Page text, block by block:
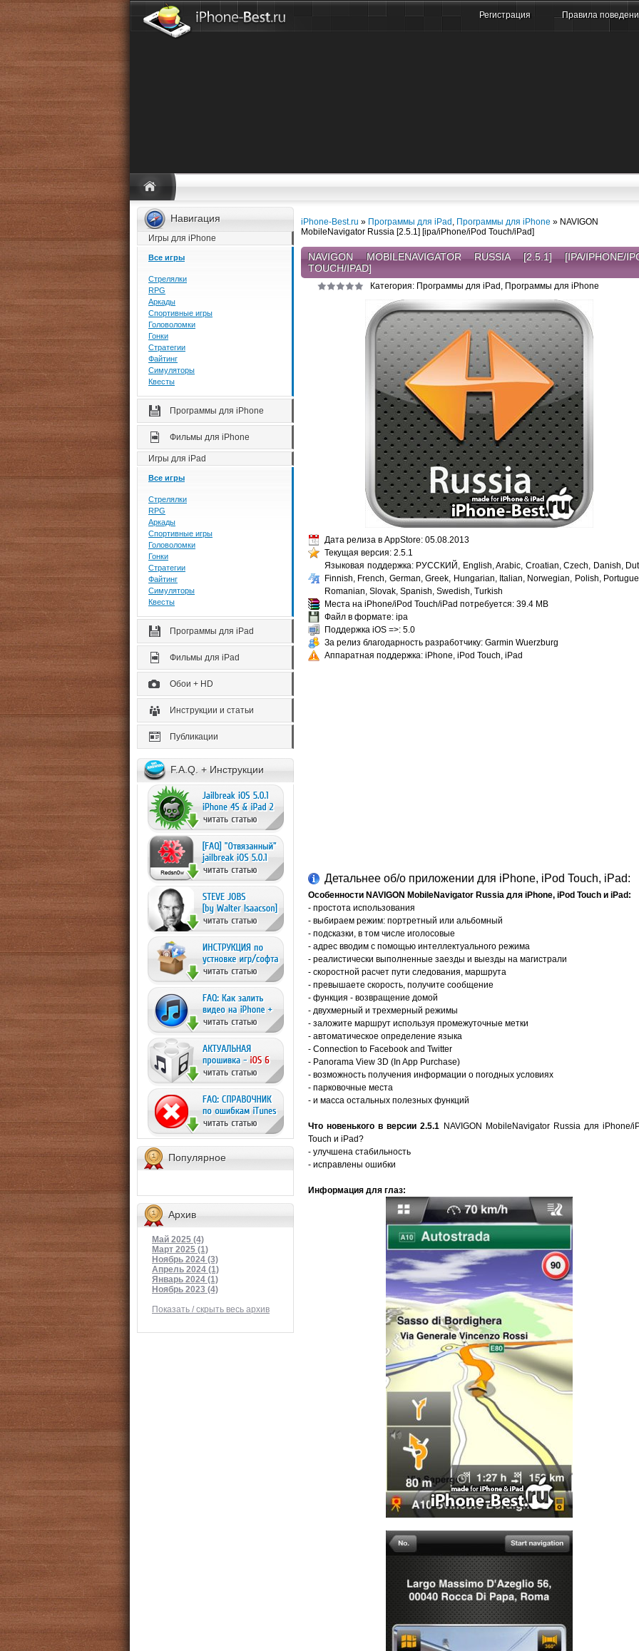
Регистрация Правила
Навигация
Игры для iPhone
Все игры
Стрелялки
RPG
Аркады
Спортивные игры
Головоломки
Гонки
Стратегии
Файтинг
Симуляторы
Квесты
Программы для iPhone
Фильмы для iPhone
Игры для iPad
Все игры
Стрелялки
RPG
Аркады
Спортивные игры
Головоломки
Гонки
Стратегии
Файтинг
Симуляторы
Квесты
Программы для iPad
Фильмы для iPad
Обои + HD
Инструкции и статьи
Публикации
F.A.Q. + Инструкции
Популярное
Архив
Май 2025 (4)
Март 2025 (1)
Ноябрь 2024 (3)
Апрель 2024 (1)
Январь 2024 (1)
Ноябрь 2023 (4)
Показать / скрыть весь архив
iPhone-Best.ru » Программы для iPad , Программы для iPhone » NAVIGON
MobileNavigator Russia [2.5.1] [ipa/iPhone/iPod Touch/iPad]
NAVIGON MOBILENAVIGATOR RUSSIA [2.5.1] [IPA/IPHONE/
TOUCH/IPAD]
Категория: Программы для iPad, Программы для iPhone
Дата релиза в AppStore: 05.08.2013
Текущая версия: 2.5.1
Языковая поддержка: РУССКИЙ, English, Arabic, Croatian, Czech, Danish,
Finnish, French, German, Greek, Hungarian, Italian, Norwegian, Polish,
Romanian, Slovak, Spanish, Swedish, Turkish
Места на iPhone/iPod Touch/iPad потребуется: 39.4 MB
Файл в формате: ipa
Поддержка iOS =>: 5.0
За релиз благодарность разработчику: Garmin Wuerzburg
Аппаратная поддержка: iPhone, iPod Touch, iPad
Детальнее об/о приложении для iPhone, iPod Touch, iPad:
Особенности NAVIGON MobileNavigator Russia для iPhone, iPod Touch и iPad:
- простота использования
- выбираем режим: портретный или альбомный
- подсказки, в том числе иголосовые
- адрес вводим с помощью интеллектуального режима
- реалистически выполненные заезды и выезды на магистрали
- скоростной расчет пути следования, маршрута
- превышаете скорость, получите сообщение
- функция - возвращение домой
- двухмерный и трехмерный режимы
- заложите маршрут используя промежуточные метки
- автоматическое определение языка
- Connection to Facebook and Twitter
- Panorama View 3D (In App Purchase)
- возможность получения информации о погодных условиях
- парковочные места
- и масса остальных полезных функций
Что новенького в версии 2.5.1 NAVIGON MobileNavigator Russia для iPhone/
Touch и iPad?
- улучшена стабильность
- исправлены ошибки
Информация для глаз: